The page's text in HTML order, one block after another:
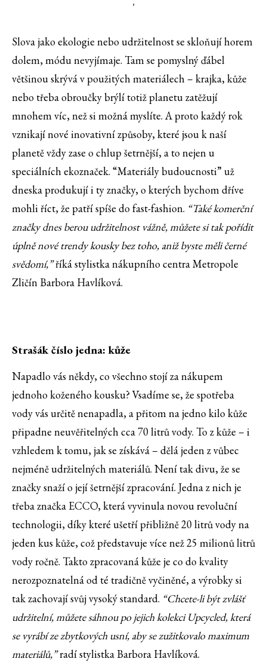
'
Slova jako ekologie nebo udržitelnost se skloňují horem
dolem, módu nevyjímaje. Tam se pomyslný ďábel
většinou skrývá v použitých materiálech – krajka, kůže
nebo třeba obroučky brýlí totiž planetu zatěžují
mnohem víc, než si možná myslíte. A proto každý rok
vznikají nové inovativní způsoby, které jsou k naší
planetě vždy zase o chlup šetrnější, a to nejen u
speciálních ekoznaček. “Materiály budoucnosti” už
dneska produkují i ty značky, o kterých bychom dříve
mohli říct, že patří spíše do fast-fashion. “Také komerční
značky dnes berou udržitelnost vážně, můžete si tak pořídit
úplně nové trendy kousky bez toho, aniž byste měli černé
svědomí,”říká stylistka nákupního centra Metropole
Zličín Barbora Havlíková.
Strašák číslo jedna: kůže
Napadlo vás někdy, co všechno stojí za nákupem
jednoho koženého kousku? Vsadíme se, že spotřeba
vody vás určitě nenapadla, a přitom na jedno kilo kůže
připadne neuvěřitelných cca 70 litrů vody. To z kůže – i
vzhledem k tomu, jak se získává – dělá jeden z vůbec
nejméně udržitelných materiálů. Není tak divu, že se
značky snaží o její šetrnější zpracování. Jedna z nich je
třeba značka ECCO, která vyvinula novou revoluční
technologii, díky které ušetří přibližně 20 litrů vody na
jeden kus kůže, což představuje více než 25 milionů litrů
vody ročně. Takto zpracovaná kůže je co do kvality
nerozpoznatelná od té tradičně vyčiněné, a výrobky si
tak zachovají svůj vysoký standard. “Chcete-li být zvlášť
udržitelní, můžete sáhnou po jejich kolekci Upcycled, která
se vyrábí ze zbytkových usní, aby se zužitkovalo maximum
materiálů,”radí stylistka Barbora Havlíková.